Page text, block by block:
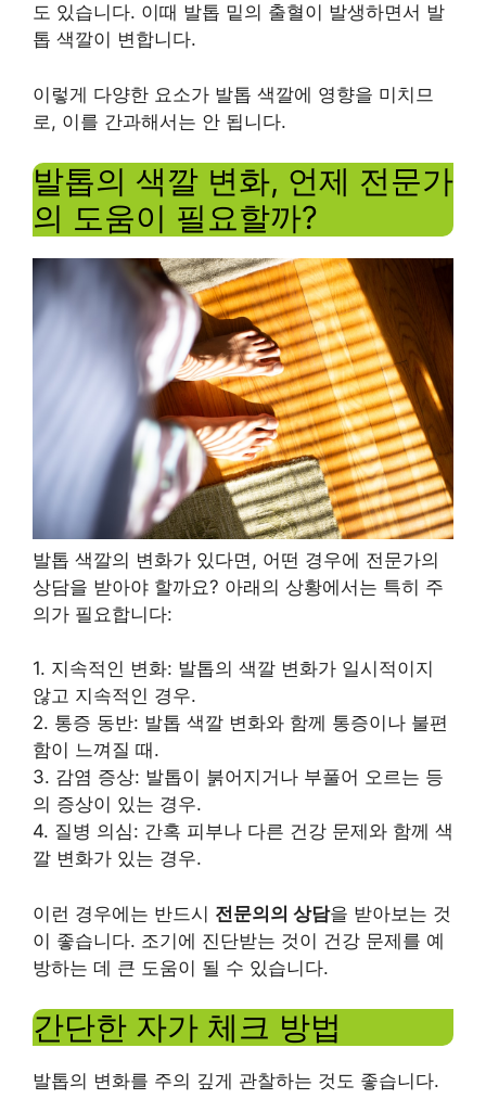
도 있습니다. 이때 발톱 밑의 출혈이 발생하면서 발
톱 색깔이 변합니다.
이렇게 다양한 요소가 발톱 색깔에 영향을 미치므
로, 이를 간과해서는 안 됩니다.
발톱의 색깔 변화, 언제 전문가
의 도움이 필요할까?
발톱 색깔의 변화가 있다면, 어떤 경우에 전문가의
상담을 받아야 할까요? 아래의 상황에서는 특히 주
의가 필요합니다:
1. 지속적인 변화: 발톱의 색깔 변화가 일시적이지
않고 지속적인 경우.
2. 통증 동반: 발톱 색깔 변화와 함께 통증이나 불편
함이 느껴질 때.
3. 감염 증상: 발톱이 붉어지거나 부풀어 오르는 등
의 증상이 있는 경우.
4. 질병 의심: 간혹 피부나 다른 건강 문제와 함께 색
깔 변화가 있는 경우.
이런 경우에는 반드시 전문의의 상담을 받아보는 것
이 좋습니다. 조기에 진단받는 것이 건강 문제를 예
방하는 데 큰 도움이 될 수 있습니다.
간단한 자가 체크 방법
발톱의 변화를 주의 깊게 관찰하는 것도 좋습니다.